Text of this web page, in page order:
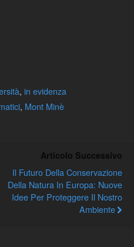
, in evidenza
, Mont Minè
Articolo Successivo
Il Futuro Della Conservazione
Della Natura In Europa: Nuove
Idee Per Proteggere Il Nostro
Ambiente